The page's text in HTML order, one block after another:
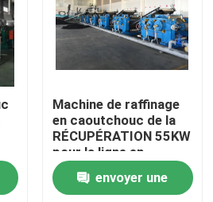
de moulin de mélange
en caoutchouc de poudre
de malaxeur
de Banbury
Machine de raffinage
en caoutchouc de la
RÉCUPÉRATION 55KW
pour la ligne en
caoutchouc de feuille
de récupération
envoyer une